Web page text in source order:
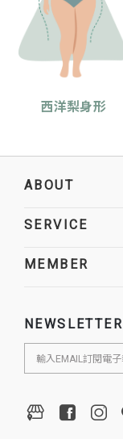
西洋梨身形
ABOUT
SERVICE
MEMBER
NEWSLETTER